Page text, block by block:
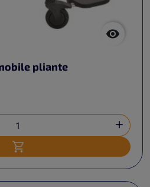

pliante

Ajouter au panier